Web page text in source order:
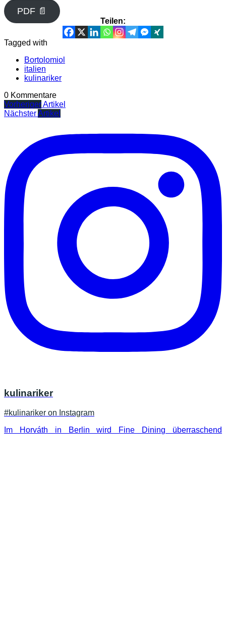
PDF 📄
Teilen:
Tagged with
Bortolomiol
italien
kulinariker
0 Kommentare
VorherigerArtikel
NächsterArtikel
kulinariker
#kulinariker on Instagram
Im Horváth in Berlin wird Fine Dining überraschend